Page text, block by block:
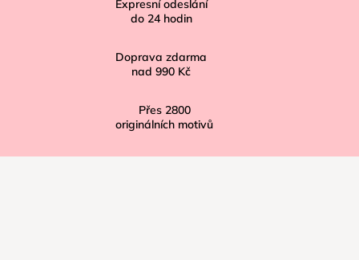
Expresní odeslání
do 24 hodin
Doprava zdarma
nad 990 Kč
Přes 2800
originálních motivů